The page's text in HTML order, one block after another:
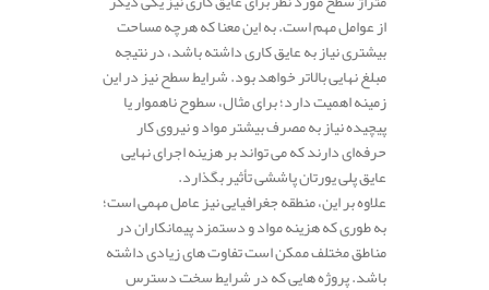
از عوامل مهم است. به این معنا که هرچه مساحت
بیشتری نیاز به عایق‌ کاری داشته باشد، در نتیجه
مبلغ نهایی بالاتر خواهد بود. شرایط سطح نیز در این
زمینه اهمیت دارد؛ برای مثال، سطوح ناهموار یا
پیچیده نیاز به مصرف بیشتر مواد و نیروی کار
حرفه‌ای دارند که می‌ تواند بر هزینه اجرای نهایی
عایق پلی یورتان پاششی تأثیر بگذارد.
علاوه بر این، منطقه جغرافیایی نیز عامل مهمی است؛
به طوری که هزینه مواد و دستمزد پیمانکاران در
مناطق مختلف ممکن است تفاوت‌ های زیادی داشته
باشد. پروژه‌ هایی که در شرایط سخت‌ دسترس